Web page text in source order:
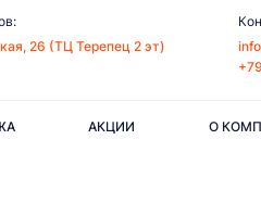
26 (ТЦ Терепец 2 эт)
АКЦИИ О